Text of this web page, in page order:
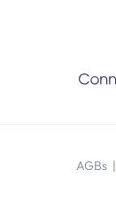
AGBs|